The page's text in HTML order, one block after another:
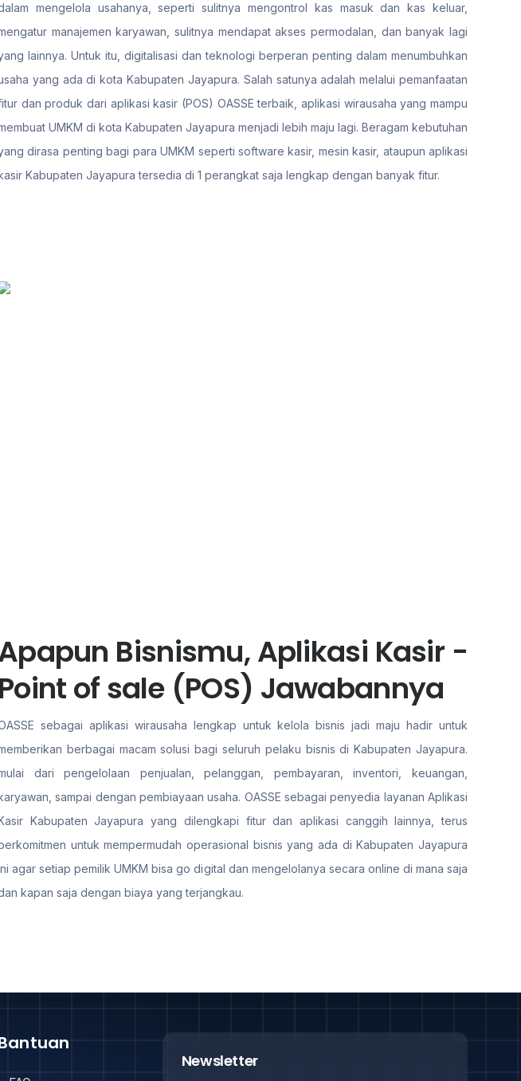
mengelola usahanya, seperti sulitnya mengontrol kas masuk dan kas keluar,
manajemen karyawan, sulitnya mendapat akses permodalan, dan banyak lagi
lainnya. Untuk itu, digitalisasi dan teknologi berperan penting dalam menumbuhkan
yang ada di kota Kabupaten Jayapura. Salah satunya adalah melalui pemanfaatan
dan produk dari aplikasi kasir (POS) OASSE terbaik, aplikasi wirausaha yang mampu
UMKM di kota Kabupaten Jayapura menjadi lebih maju lagi. Beragam kebutuhan
dirasa penting bagi para UMKM seperti software kasir, mesin kasir, ataupun aplikasi
Kabupaten Jayapura tersedia di 1 perangkat saja lengkap dengan banyak fitur.
Bisnismu, Aplikasi Kasir -
Point of sale (POS) Jawabannya
sebagai aplikasi wirausaha lengkap untuk kelola bisnis jadi maju hadir untuk
berbagai macam solusi bagi seluruh pelaku bisnis di Kabupaten Jayapura.
dari pengelolaan penjualan, pelanggan, pembayaran, inventori, keuangan,
sampai dengan pembiayaan usaha. OASSE sebagai penyedia layanan Aplikasi
Kabupaten Jayapura yang dilengkapi fitur dan aplikasi canggih lainnya, terus
untuk mempermudah operasional bisnis yang ada di Kabupaten Jayapura
agar setiap pemilik UMKM bisa go digital dan mengelolanya secara online di mana saja
kapan saja dengan biaya yang terjangkau.
Newsletter